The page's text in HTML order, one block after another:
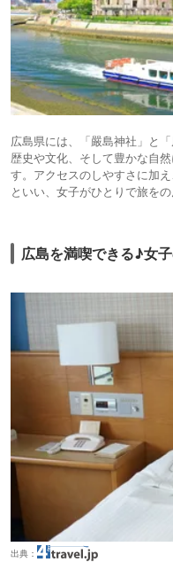
広島県には、「嚴島神社」と
歴史や文化、そして豊かな自
す。アクセスのしやすさに加
といい、女子がひとりで旅を
広島を満喫できる♪女
出典：